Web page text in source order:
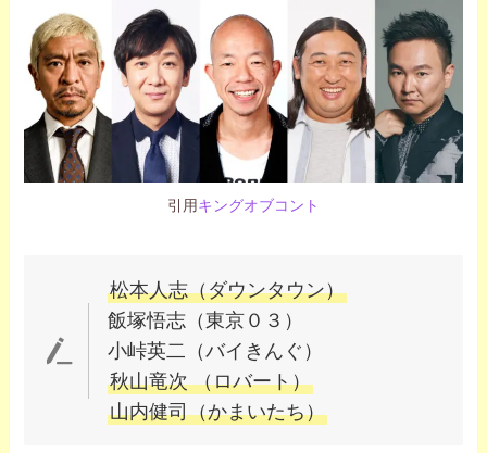
引用キングオブコント
松本人志（ダウンタウン）
飯塚悟志（東京０３）
小峠英二（バイきんぐ）
秋山竜次 （ロバート）
山内健司（かまいたち）